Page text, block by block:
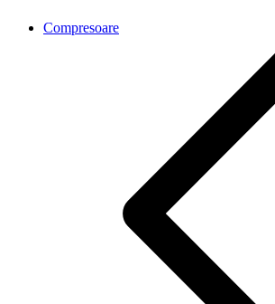
Compresoare